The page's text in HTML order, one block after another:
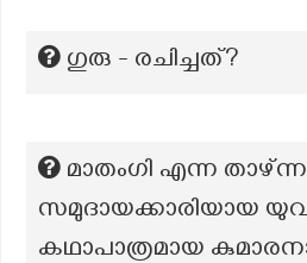
ഗുരു - രചിച്ചത്?
മാതംഗി എന്ന താഴ്ന്ന
സമുദായക്കാരിയായ
കഥാപാത്രമായ